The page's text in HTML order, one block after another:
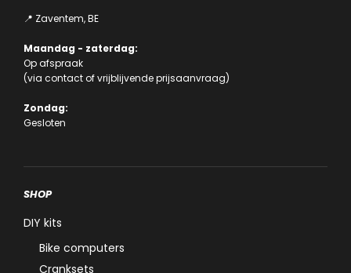
📍 Zaventem, BE
Maandag - zaterdag:
Op afspraak
(via contactofvrijblijvende prijsaanvraag)
Zondag:
Gesloten
SHOP
DIY kits
Bike computers
Cranksets